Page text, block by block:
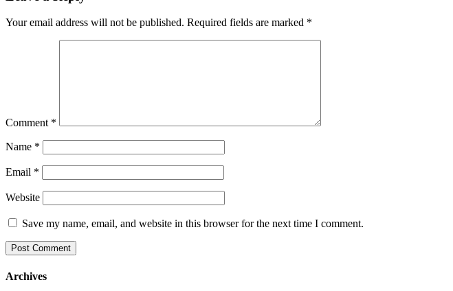
Your email address will not be published. Required fields are marked *
Comment *
Name *
Email *
Website
Save my name, email, and website in this browser for the next time I comment.
Archives